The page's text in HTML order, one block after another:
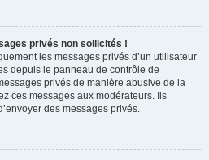
privés non sollicités !
les messages privés d’un utilisateur
depuis le panneau de contrôle de
privés de manière abusive de la
ces messages aux modérateurs. Ils
des messages privés.